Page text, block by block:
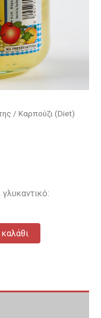
/ Καρπούζι (Diet)